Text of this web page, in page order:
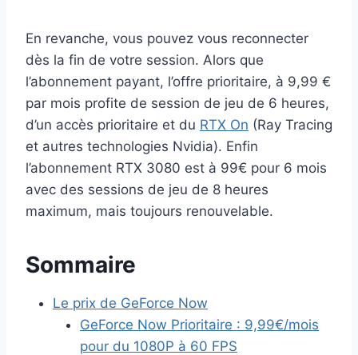
En revanche, vous pouvez vous reconnecter
dès la fin de votre session. Alors que
l’abonnement payant, l’offre prioritaire, à 9,99 €
par mois profite de session de jeu de 6 heures,
d’un accès prioritaire et du RTX On (Ray Tracing
et autres technologies Nvidia). Enfin
l’abonnement RTX 3080 est à 99€ pour 6 mois
avec des sessions de jeu de 8 heures
maximum, mais toujours renouvelable.
Sommaire
Le prix de GeForce Now
GeForce Now Prioritaire : 9,99€/mois
pour du 1080P à 60 FPS